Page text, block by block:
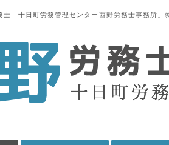
士「十日町労務管理センター西野労務士事務所